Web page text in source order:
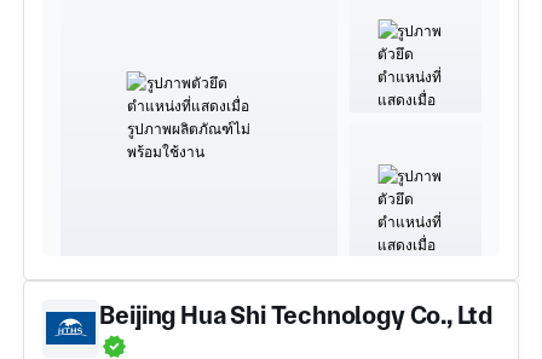
Beijing Hua Shi Technology Co., Ltd